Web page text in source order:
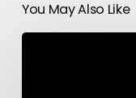
You May Also Like